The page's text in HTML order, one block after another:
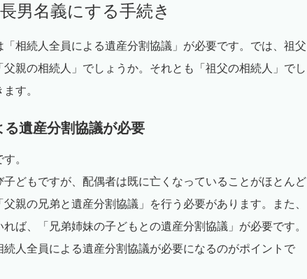
男名義にする手続き
相続人全員による遺産分割協議」が必要です。では、祖父
親の相続人」でしょうか。それとも「祖父の相続人」でし
す。
遺産分割協議が必要
。
どもですが、配偶者は既に亡くなっていることがほとんど
親の兄弟と遺産分割協議」を行う必要があります。また、
ば、「兄弟姉妹の子どもとの遺産分割協議」が必要です。
人全員による遺産分割協議が必要になるのがポイントで